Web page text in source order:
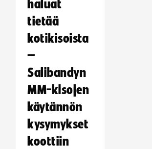
haluat
tietää
kotikisoista
–
Salibandyn
MM-kisojen
käytännön
kysymykset
koottiin